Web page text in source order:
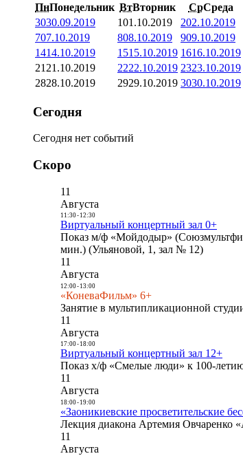
ПнПонедельник ВтВторник СрСреда
3030.09.2019 101.10.2019 202.10.2019
707.10.2019 808.10.2019 909.10.2019
1414.10.2019 1515.10.2019 1616.10.2019
21 21.10.2019 2222.10.2019 2323.10.2019
2828.10.2019 2929.10.2019 3030.10.2019
Сегодня
Сегодня нет событий
Скоро
11
Августа
11:30- 12:30
Виртуальный концертный зал 0+
Показ м/ф «Мойдодыр»
мин.) (Ульяновой, 1, зал № 12)
11
Августа
12:00- 13:00
«КоневаФильм» 6+
Занятие в мультипликационной
11
Августа
17:00- 18:00
Виртуальный концертный зал 12+
Показ х/ф «Смелые люди» к 100-
11
Августа
18:00- 19:00
«Заоникиевские просветительские
Лекция диакона Артемия Овчаренко
11
Августа